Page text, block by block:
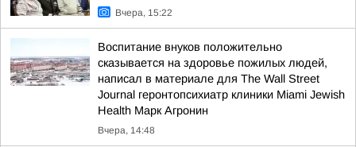
Вчера, 15:22
Воспитание внуков положительно
сказывается на здоровье пожилых людей,
написал в материале для The Wall Street
Journal геронтопсихиатр клиники Miami Jewish
Health Марк Агронин
Вчера, 14:48